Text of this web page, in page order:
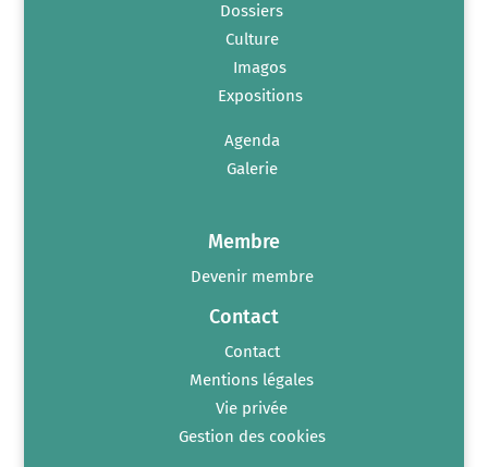
Dossiers
Culture
Imagos
Expositions
Agenda
Galerie
Membre
Devenir membre
Contact
Contact
Mentions légales
Vie privée
Gestion des cookies